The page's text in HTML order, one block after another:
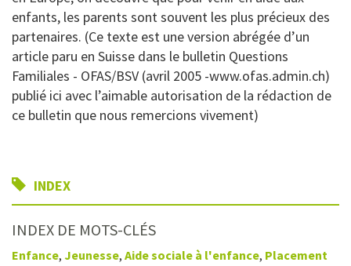
enfants, les parents sont souvent les plus précieux des
partenaires. (Ce texte est une version abrégée d’un
article paru en Suisse dans le bulletin Questions
Familiales - OFAS/BSV (avril 2005 -www.ofas.admin.ch)
publié ici avec l’aimable autorisation de la rédaction de
ce bulletin que nous remercions vivement)
INDEX
INDEX DE MOTS-CLÉS
Enfance, Jeunesse, Aide sociale à l'enfance, Placement